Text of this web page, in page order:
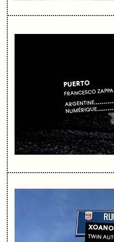
PUERTO
FRANCESCO
ARGENTINE
NUMÉRIQUE
TWIN